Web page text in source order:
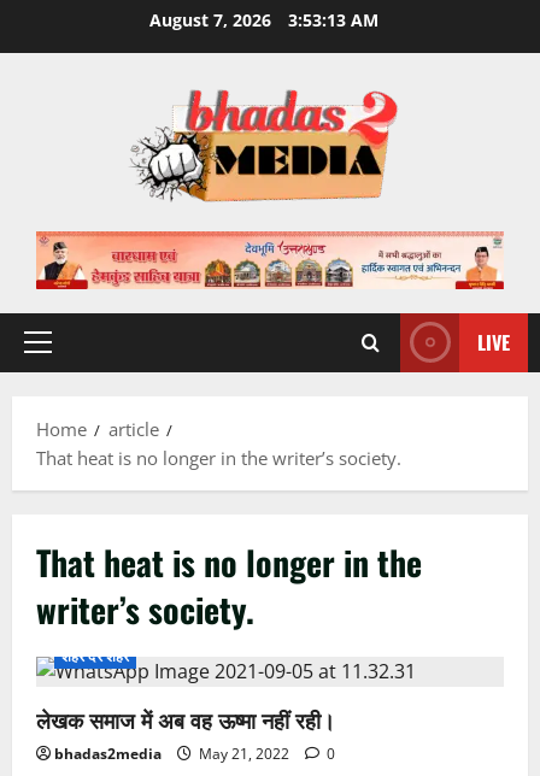
August 7, 2026 3:53:14 AM
Primary
LIVE
Home
article
That heat is no longer in the writer’s society.
That heat is no longer in the
writer’s society.
शहर दर शहर
लेखक समाज में अब वह ऊष्मा नहीं रही।
bhadas2media May 21, 2022 0